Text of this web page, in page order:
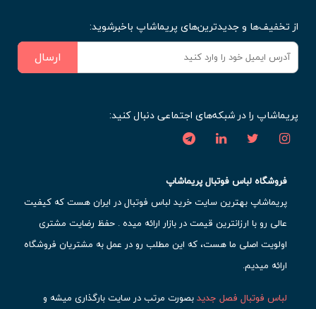
از تخفیف‌ها و جدیدترین‌های پریماشاپ باخبرشوید:
ارسال
پریماشاپ را در شبکه‌های اجتماعی دنبال کنید:
فروشگاه لباس فوتبال پریماشاپ
پریماشاپ بهترین سایت خرید لباس فوتبال در ایران هست که کیفیت
عالی رو با ارزانترین قیمت در بازار ارائه میده . حفظ رضایت مشتری
اولویت اصلی ما هست، که این مطلب رو در عمل به مشتریان فروشگاه
ارائه میدیم.
لباس فوتبال فصل جدیدبصورت مرتب در سایت بارگذاری میشه و